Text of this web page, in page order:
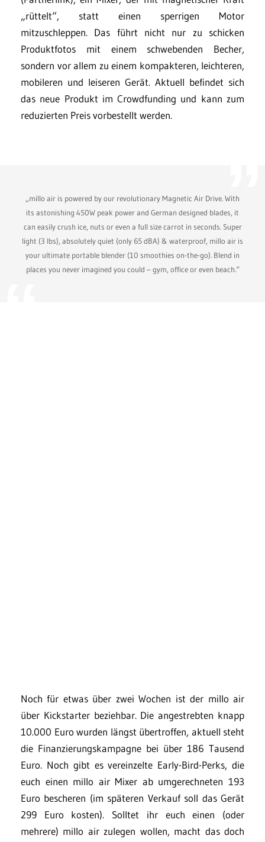
„rüttelt“, statt einen sperrigen Motor
mitzuschleppen. Das führt nicht nur zu schicken
Produktfotos mit einem schwebenden Becher,
sondern vor allem zu einem kompakteren, leichteren,
mobileren und leiseren Gerät. Aktuell befindet sich
das neue Produkt im Crowdfunding und kann zum
reduzierten Preis vorbestellt werden.
„millo air is powered by our revolutionary Magnetic Air Drive. With
its astonishing 450W peak power and German designed blades, it
can easily crush ice, nuts or even a full size carrot in seconds. Super
light (3 lbs), absolutely quiet (only 65 dBA) & waterproof, millo air is
your ultimate portable blender (10 smoothies on-the-go). Blend in
places you never imagined you could – gym, office or even beach.“
Noch für etwas über zwei Wochen ist der millo air
über Kickstarter beziehbar. Die angestrebten knapp
10.000 Euro wurden längst übertroffen, aktuell steht
die Finanzierungskampagne bei über 186 Tausend
Euro. Noch gibt es vereinzelte Early-Bird-Perks, die
euch einen millo air Mixer ab umgerechneten 193
Euro bescheren (im späteren Verkauf soll das Gerät
299 Euro kosten). Solltet ihr euch einen (oder
mehrere) millo air zulegen wollen, macht das doch